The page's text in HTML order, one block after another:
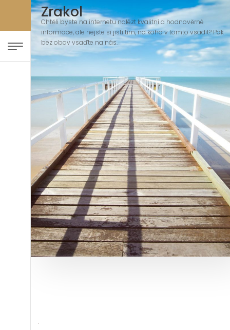
Zrakol
Chtěli byste na internetu nalézt kvalitní a hodnověrné
informace, ale nejste si jisti tím, na koho v tomto vsadit? Pak
bez obav vsaďte na nás.